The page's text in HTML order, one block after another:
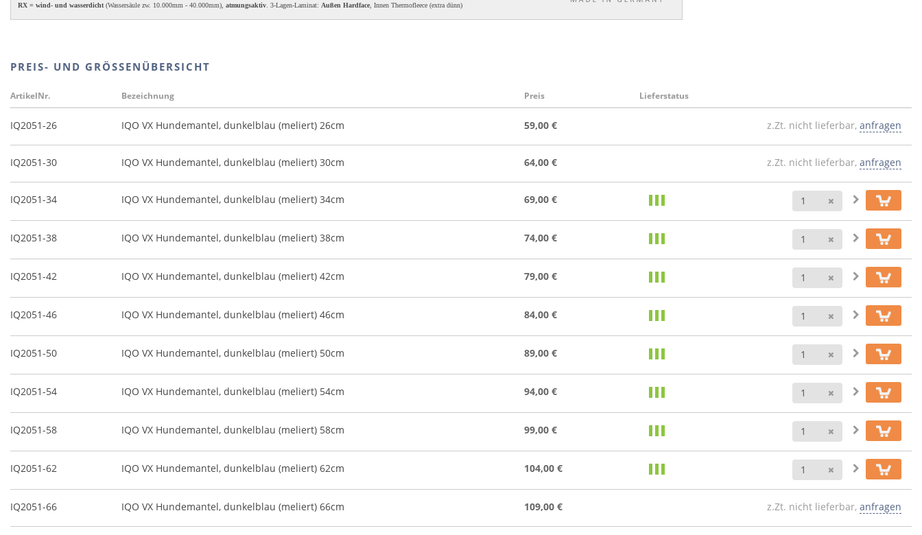
RX = wind- und wasserdicht (Wassersäule zw. 10.000mm - 40.000mm), atmungsaktiv . 3-Lagen-Laminat: Außen Hardface , Innen Thermofleece (extra dünn)
PREIS- UND GRÖSSENÜBERSICHT
ArtikelNr. Bezeichnung Preis Lieferstatus
IQ2051-26 IQO VX Hundemantel, dunkelblau (meliert) 26cm 59,00 € z.Zt. nicht lieferbar, anfragen
IQ2051-30 IQO VX Hundemantel, dunkelblau (meliert) 30cm 64,00 € z.Zt. nicht lieferbar, anfragen
IQ2051-34 IQO VX Hundemantel, dunkelblau (meliert) 34cm 69,00 € Anzahl
IQ2051-38 IQO VX Hundemantel, dunkelblau (meliert) 38cm 74,00 € Anzahl
IQ2051-42 IQO VX Hundemantel, dunkelblau (meliert) 42cm 79,00 € Anzahl
IQ2051-46 IQO VX Hundemantel, dunkelblau (meliert) 46cm 84,00 € Anzahl
IQ2051-50 IQO VX Hundemantel, dunkelblau (meliert) 50cm 89,00 € Anzahl
IQ2051-54 IQO VX Hundemantel, dunkelblau (meliert) 54cm 94,00 € Anzahl
IQ2051-58 IQO VX Hundemantel, dunkelblau (meliert) 58cm 99,00 € Anzahl
IQ2051-62 IQO VX Hundemantel, dunkelblau (meliert) 62cm 104,00 € Anzahl
IQ2051-66 IQO VX Hundemantel, dunkelblau (meliert) 66cm 109,00 € z.Zt. nicht lieferbar, anfragen